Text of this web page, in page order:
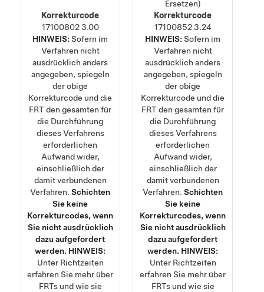
Korrekturcode
171008023.00
HINWEIS:Sofern im
Verfahren nicht
ausdrücklich anders
angegeben, spiegeln
der obige
Korrekturcode und die
FRT den gesamten für
die Durchführung
dieses Verfahrens
erforderlichen
Aufwand wider,
einschließlich der
damit verbundenen
Verfahren.Schichten
Sie keine
Korrekturcodes, wenn
Sie nicht ausdrücklich
dazu aufgefordert
werden. HINWEIS:
Unter Richtzeiten
erfahren Sie mehr über
FRTs und wie sie
Ersetzen)
Korrekturcode
17100852 3.24
HINWEIS:Sofern im
Verfahren nicht
ausdrücklich anders
angegeben, spiegeln
der obige
Korrekturcode und die
FRT den gesamten für
die Durchführung
dieses Verfahrens
erforderlichen
Aufwand wider,
einschließlich der
damit verbundenen
Verfahren.Schichten
Sie keine
Korrekturcodes, wenn
Sie nicht ausdrücklich
dazu aufgefordert
werden. HINWEIS:
Unter Richtzeiten
erfahren Sie mehr über
FRTs und wie sie